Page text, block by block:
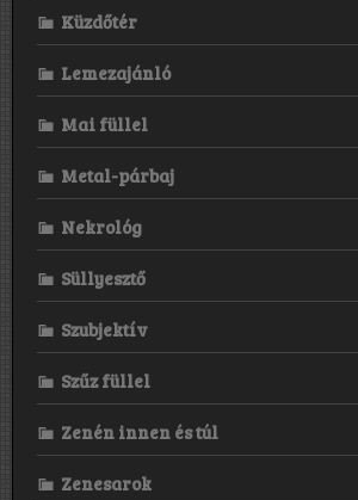
Küzdőtér
Lemezajánló
Mai füllel
Metal-párbaj
Nekrológ
Süllyesztő
Szubjektív
Szűz füllel
Zenén innen és túl
Zenesarok